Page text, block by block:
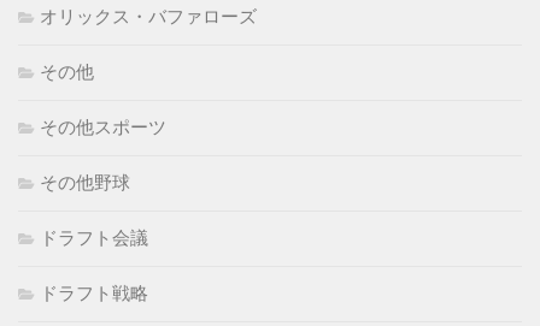
オリックス・バファローズ
その他
その他スポーツ
その他野球
ドラフト会議
ドラフト戦略